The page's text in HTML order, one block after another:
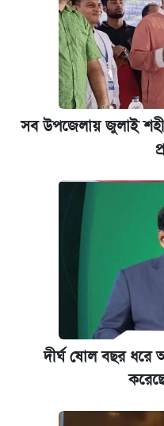
কবে শুরু হচ্ছে ঢাবির
নবম পে স্কেল
অর্থমন্ত্রী
জুলাই স্মৃতি জাদুঘরে
যুক্তরাষ্ট্র থেকে
ফেরত পাঠানো হলো
সব উপজেলায় জুলাই
দীর্ঘ ষোল বছর ধরে